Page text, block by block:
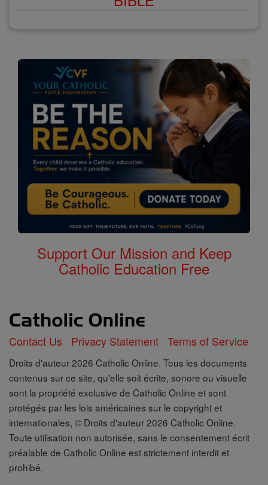
Support Our Mission and Keep
Catholic Education Free
Contact Us Privacy Statement Terms of Service
Droits d'auteur 2026 Catholic Online. Tous les documents
contenus sur ce site, qu'elle soit écrite, sonore ou visuelle
sont la propriété exclusive de Catholic Online et sont
protégés par les lois américaines sur le copyright et
internationales, © Droits d'auteur 2026 Catholic Online.
Toute utilisation non autorisée, sans le consentement écrit
préalable de Catholic Online est strictement interdit et
prohibé.